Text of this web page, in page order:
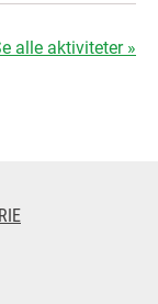
alle aktiviteter »